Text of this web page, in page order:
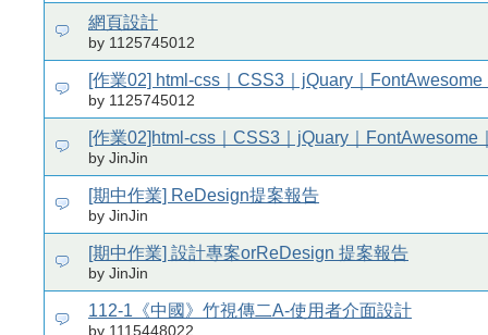
網頁設計
by 1125745012
[作業02] html-css｜CSS3｜jQuary｜FontAwesome
by 1125745012
[作業02]html-css｜CSS3｜jQuary｜FontAwesome
by JinJin
[期中作業] ReDesign提案報告
by JinJin
[期中作業] 設計專案orReDesign 提案報告
by JinJin
112-1《中國》竹視傳二A-使用者介面設計
by 1115448022